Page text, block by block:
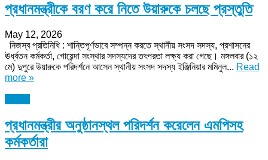
প্রধানমন্ত্রীকে বরণ করে নিতে উয়ারুকে চলছে প্রস্তুতি
May 12, 2026
নিজস্ব প্রতিনিধি : শান্তিপূর্ণভাবে সম্পন্ন করতে স্থানীয় সংসদ সদস্য, প্রশাসনের
ঊর্ধ্বতন কর্মকর্তা, গোয়েন্দা সংস্থার সদস্যদের তৎপরতা লক্ষ্য করা গেছে। মঙ্গলবার (১২
মে) দুপুরে উয়ারুকে পরিদর্শনে আসেন স্থানীয় সংসদ সদস্য ইঞ্জিনিয়ার মমিনুল... Read
more »
প্রধানমন্ত্রীর অনুষ্ঠানস্থল পরিদর্শন করেলেন এমপিসহ
কর্মকর্তারা